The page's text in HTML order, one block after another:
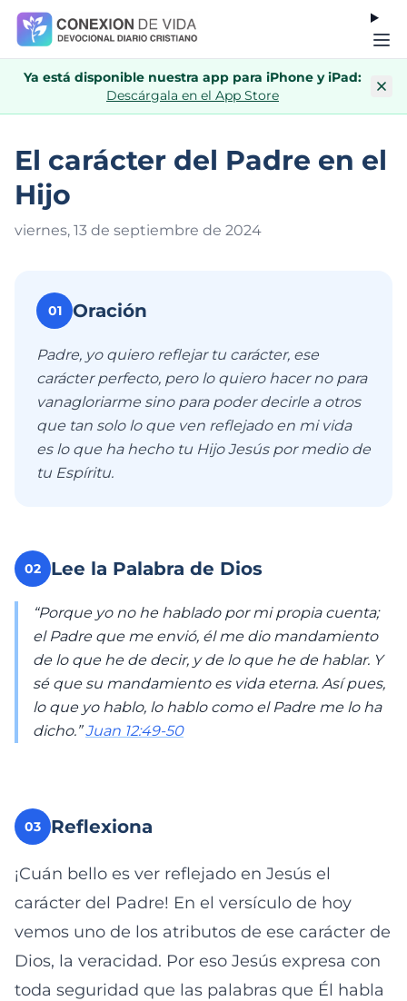
Ya está disponible nuestra app para iPhone y iPad:
Descárgala en el App Store
El carácter del Padre en el
Hijo
viernes, 13 de septiembre de 2024
01 Oración
Padre, yo quiero reflejar tu carácter, ese
carácter perfecto, pero lo quiero hacer no para
vanagloriarme sino para poder decirle a otros
que tan solo lo que ven reflejado en mi vida
es lo que ha hecho tu Hijo Jesús por medio de
tu Espíritu.
02 Lee la Palabra de Dios
“Porque yo no he hablado por mi propia cuenta;
el Padre que me envió, él me dio mandamiento
de lo que he de decir, y de lo que he de hablar. Y
sé que su mandamiento es vida eterna. Así pues,
lo que yo hablo, lo hablo como el Padre me lo ha
dicho.”Juan 12:49-50
03 Reflexiona
¡Cuán bello es ver reflejado en Jesús el
carácter del Padre! En el versículo de hoy
vemos uno de los atributos de ese carácter de
Dios, la veracidad. Por eso Jesús expresa con
toda seguridad que las palabras que Él habla